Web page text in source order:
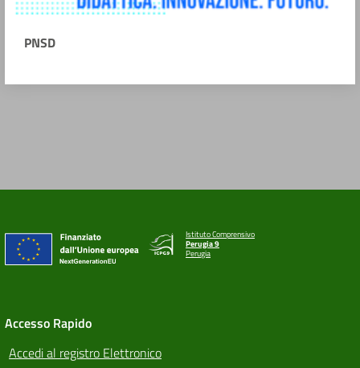
PNSD
Istituto Comprensivo
Perugia 9
Perugia
Accesso Rapido
Accedi al registro Elettronico